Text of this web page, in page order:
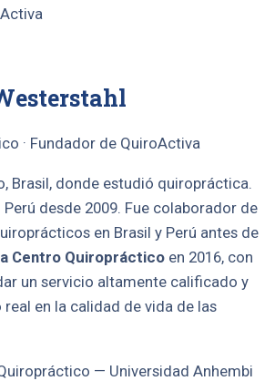
· Fundador de QuiroActiva
Brasil, donde estudió quiropráctica.
desde 2009. Fue colaborador de
en Brasil y Perú antes de
Centro Quiropráctico en 2016, con
un servicio altamente calificado y
en la calidad de vida de las
— Universidad Anhembi